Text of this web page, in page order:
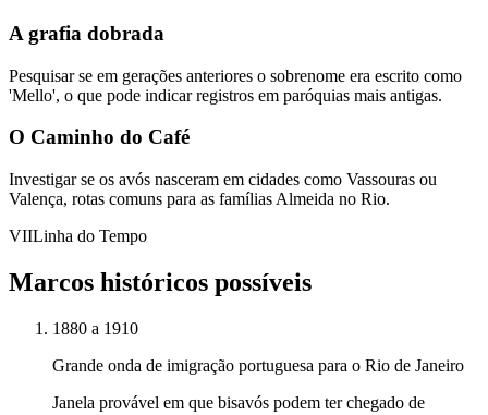
A grafia dobrada
Pesquisar se em gerações anteriores o sobrenome era escrito como
'Mello', o que pode indicar registros em paróquias mais antigas.
O Caminho do Café
Investigar se os avós nasceram em cidades como Vassouras ou
Valença, rotas comuns para as famílias Almeida no Rio.
VIILinha do Tempo
Marcos históricos possíveis
1880 a 1910
Grande onda de imigração portuguesa para o Rio de Janeiro
Janela provável em que bisavós podem ter chegado de